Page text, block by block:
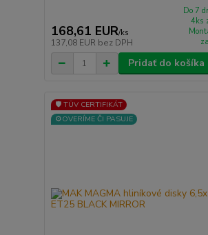
168,61 EUR/ks
137,08 EUR bez DPH
Do 7
4ks
Pridať do košíka
🛡️ TÜV CERTIFIKÁT
⚙️OVERÍME ČI PASUJE